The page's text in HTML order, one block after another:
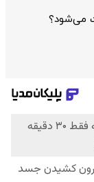
می‌شود؟